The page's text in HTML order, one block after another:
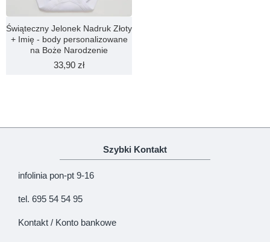
Świąteczny Jelonek Nadruk Złoty
+ Imię - body personalizowane
na Boże Narodzenie
33,90 zł
Szybki Kontakt
infolinia pon-pt 9-16
tel. 695 54 54 95
Kontakt / Konto bankowe